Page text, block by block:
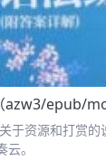
azw3/epub/
于资源和打赏
。